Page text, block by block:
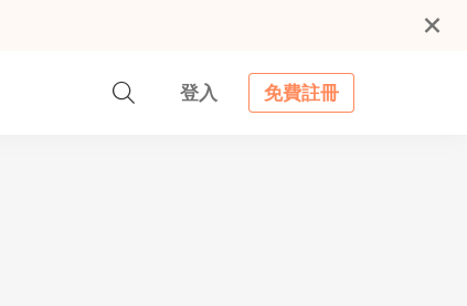
登入 免費註冊